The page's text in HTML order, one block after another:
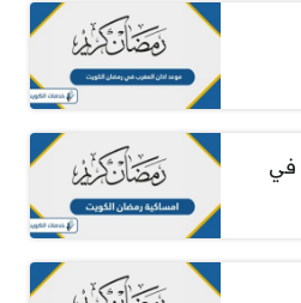
امساكية رمضان 2025 في